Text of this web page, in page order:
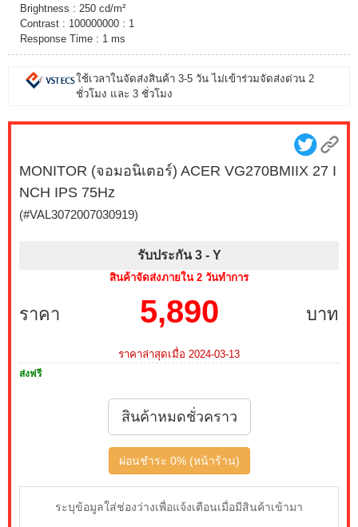
Brightness : 250 cd/m²
Contrast : 100000000 : 1
Response Time : 1 ms
ใช้เวลาในจัดส่งสินค้า 3-5 วัน ไม่เข้าร่วมจัดส่งด่วน 2
ชั่วโมง และ 3 ชั่วโมง
MONITOR (จอมอนิเตอร์) ACER VG270BMIIX 27 I
NCH IPS 75Hz
(#VAL3072007030919)
รับประกัน 3 - Y
สินค้าจัดส่งภายใน 2 วันทำการ
ราคา บาท
5,890
ราคาล่าสุดเมื่อ 2024-03-13
ส่งฟรี
สินค้าหมดชั่วคราว
ผ่อนชำระ 0% (หน้าร้าน)
ระบุข้อมูลใส่ช่องว่างเพื่อแจ้งเตือนเมื่อมีสินค้าเข้ามา